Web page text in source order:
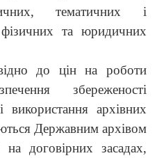
тематичних і
та юридичних
до цін на роботи
збереженості
архівних
Державним архівом
на договірних засадах,